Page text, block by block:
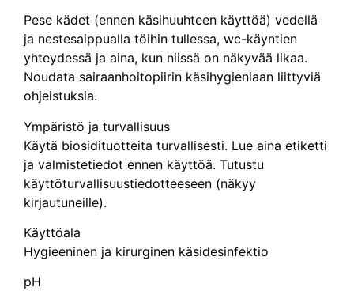
Pese kädet (ennen käsihuuhteen käyttöä) vedellä
ja nestesaippualla töihin tullessa, wc-käyntien
yhteydessä ja aina, kun niissä on näkyvää likaa.
Noudata sairaanhoitopiirin käsihygieniaan liittyviä
ohjeistuksia.
Ympäristö ja turvallisuus
Käytä biosidituotteita turvallisesti. Lue aina etiketti
ja valmistetiedot ennen käyttöä. Tutustu
käyttöturvallisuustiedotteeseen (näkyy
kirjautuneille).
Käyttöala
Hygieeninen ja kirurginen käsidesinfektio
pH